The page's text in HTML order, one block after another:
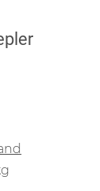
€ 949,00